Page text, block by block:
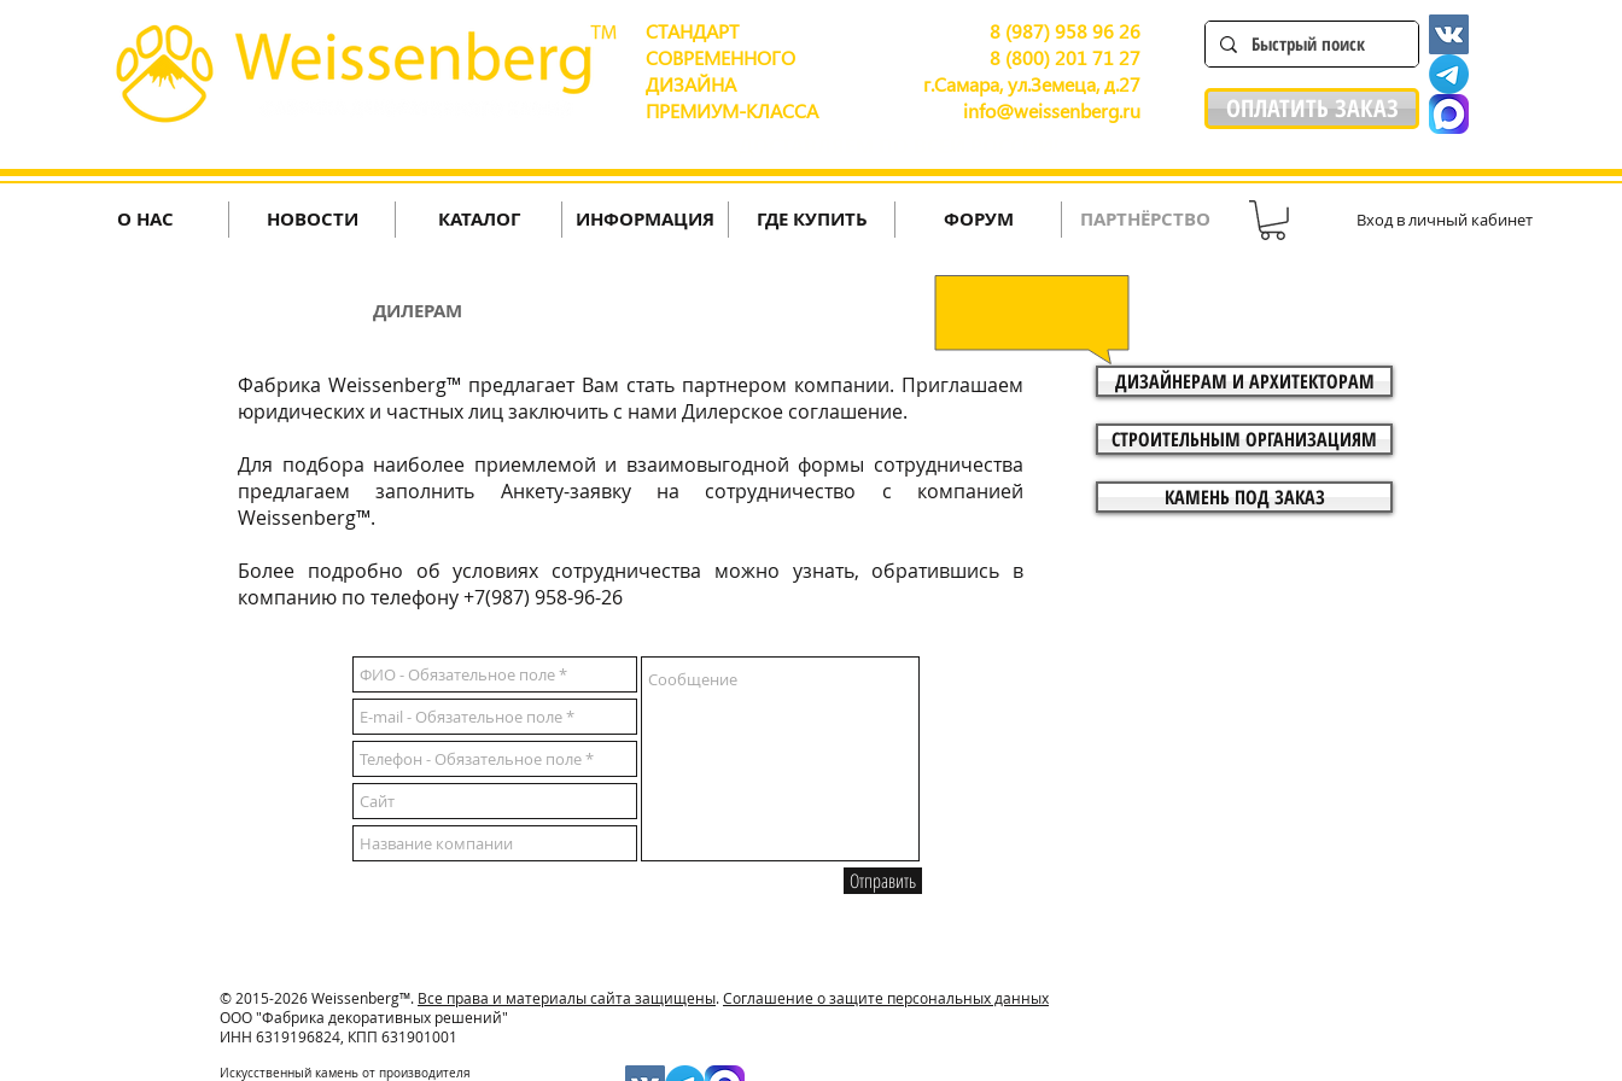
СТАНДАРТ
СОВРЕМЕННОГО
ДИЗАЙНА
ПРЕМИУМ-КЛАССА
ОПЛАТИТЬ ЗАКАЗ
8 (987) 958 96 26
8 (800) 201 71 27
г.Самара, ул.Земеца, д.27
info@weissenberg.ru
О НАС НОВОСТИ КАТАЛОГ ИНФОРМАЦИЯ ГДЕ КУПИТЬ ФОРУМ ПАРТНЁРСТВО Вход в личный кабинет
ДИЛЕРАМ
Фабрика Weissenberg™ предлагает Вам стать партнером компании. Приглашаем
юридических и частных лиц заключить с нами Дилерское соглашение.
Для подбора наиболее приемлемой и взаимовыгодной формы сотрудничества
предлагаем заполнить Анкету-заявку на сотрудничество с компанией
Weissenberg™.
Более подробно об условиях сотрудничества можно узнать, обратившись в
компанию по телефону +7(987) 958-96-26
ДИЗАЙНЕРАМ И АРХИТЕКТОРАМ
СТРОИТЕЛЬНЫМ ОРГАНИЗАЦИЯМ
КАМЕНЬ ПОД ЗАКАЗ
Отправить
© 2015-2026 Weissenberg™. Все права и материалы сайта защищены.Соглашение о защите персональных данных
ООО "Фабрика декоративных решений"
ИНН 6319196824, КПП 631901001
Искусственный камень от производителя